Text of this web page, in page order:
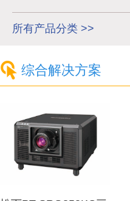
所有产品分类 >>
综合解决方案